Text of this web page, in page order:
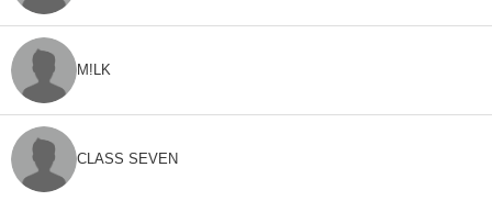
M!LK
CLASS SEVEN